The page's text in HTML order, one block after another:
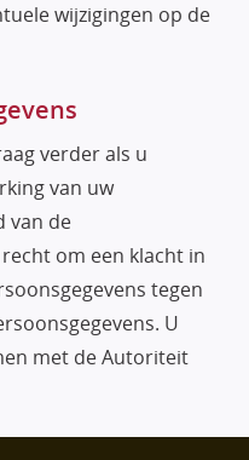
wijzigingen op de
verder als u
van uw
van de
om een klacht in
tegen
U
met de Autoriteit